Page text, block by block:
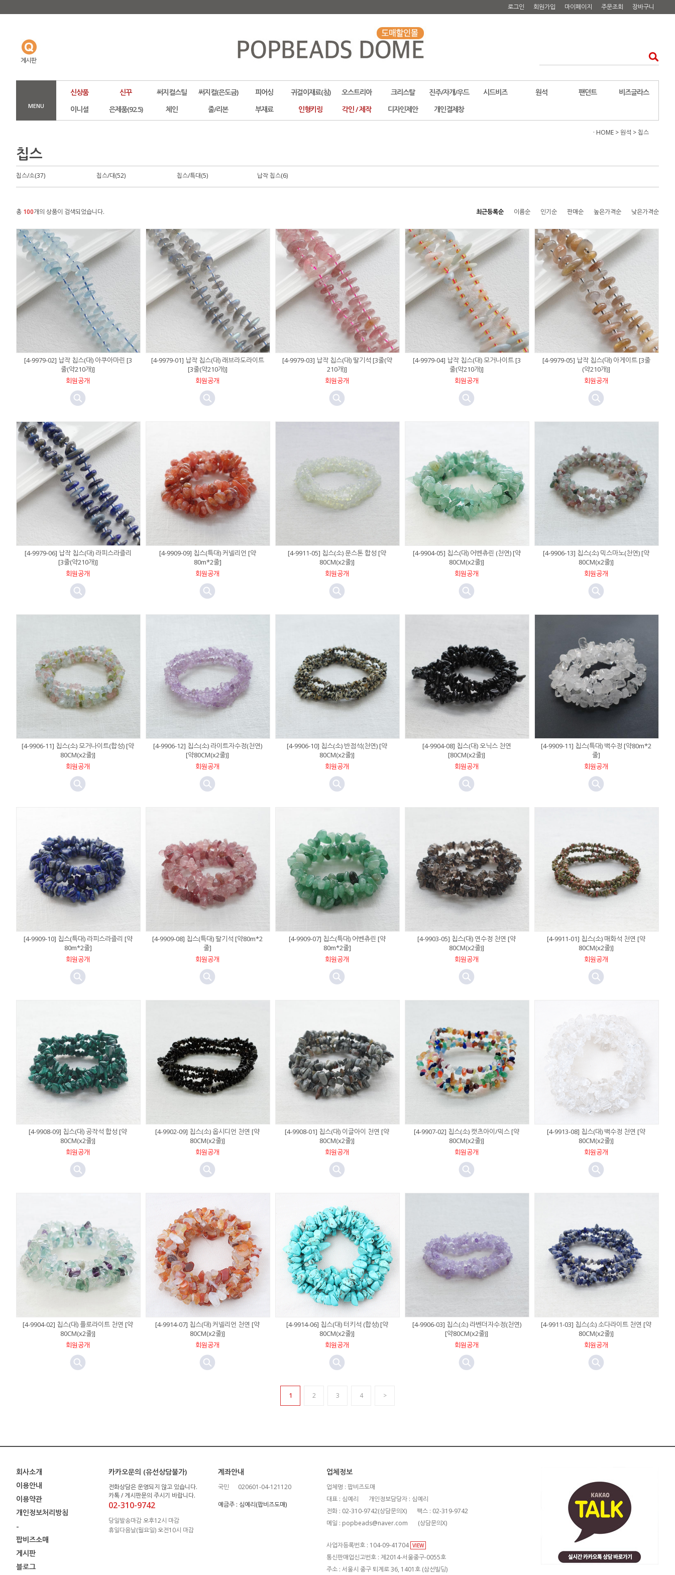
로그인 회원가입 마이페이지 주문조회 장바구니
MENU
신상품 신꾸 써지컬스틸 써지컬(은도금) 피어싱 귀걸이재료(침) 오스트리아 크리스탈 진주/자개/우드 시드비즈 원석 팬던트
비즈글라스
이니셜
은제품(92.5) 체인 줄/리본 부재료 인형키링 각인 / 제작 디자인제안 개인결제창
· HOME > 원석 >칩스
칩스
칩스/소(37) 칩스/대(52) 칩스/특대(5) 납작 칩스(6)
총 100개의 상품이 검색되었습니다. 최근등록순 이름순 인기순 판매순 높은가격순 낮은가격순
[4-9979-02] 납작 칩스(대) 아쿠아마린 [3
줄(약210개)]
회원공개
[4-9979-01] 납작 칩스(대) 래브라도라이트
[3줄(약210개)]
회원공개
[4-9979-03] 납작 칩스(대) 딸기석 [3줄(약
210개)]
회원공개
[4-9979-04] 납작 칩스(대) 모거나이트 [3
줄(약210개)]
회원공개
[4-9979-05] 납작 칩스(대) 아게이트 [3줄
(약210개)]
회원공개
[4-9979-06] 납작 칩스(대) 라피스라즐리
[3줄(약210개)]
회원공개
[4-9909-09] 칩스(특대) 커넬리언 [약
80m*2줄]
회원공개
[4-9911-05] 칩스(소) 문스톤 합성 [약
80CM(x2줄)]
회원공개
[4-9904-05] 칩스(대) 어벤츄린 (천연) [약
80CM(x2줄)]
회원공개
[4-9906-13] 칩스(소) 믹스마노(천연) [약
80CM(x2줄)]
회원공개
[4-9906-11] 칩스(소) 모거나이트(합성) [약
80CM(x2줄)]
회원공개
[4-9906-12] 칩스(소) 라이트자수정(천연)
[약80CM(x2줄)]
회원공개
[4-9906-10] 칩스(소) 반점석(천연) [약
80CM(x2줄)]
회원공개
[4-9904-08] 칩스(대) 오닉스 천연
[80CM(x2줄)]
회원공개
[4-9909-11] 칩스(특대) 백수정 [약80m*2
줄]
회원공개
[4-9909-10] 칩스(특대) 라피스라즐리 [약
80m*2줄]
회원공개
[4-9909-08] 칩스(특대) 딸기석 [약80m*2
줄]
회원공개
[4-9909-07] 칩스(특대) 어벤츄린 [약
80m*2줄]
회원공개
[4-9903-05] 칩스(대) 연수정 천연 [약
80CM(x2줄)]
회원공개
[4-9911-01] 칩스(소) 매화석 천연 [약
80CM(x2줄)]
회원공개
[4-9908-09] 칩스(대) 공작석 합성 [약
80CM(x2줄)]
회원공개
[4-9902-09] 칩스(소) 옵시디언 천연 [약
80CM(x2줄)]
회원공개
[4-9908-01] 칩스(대) 이글아이 천연 [약
80CM(x2줄)]
회원공개
[4-9907-02] 칩스(소) 캣츠아이/믹스 [약
80CM(x2줄)]
회원공개
[4-9913-08] 칩스(대) 백수정 천연 [약
80CM(x2줄)]
회원공개
[4-9904-02] 칩스(대) 플로라이트 천연 [약
80CM(x2줄)]
회원공개
[4-9914-07] 칩스(대) 커넬리언 천연 [약
80CM(x2줄)]
회원공개
[4-9914-06] 칩스(대) 터키석 (합성) [약
80CM(x2줄)]
회원공개
[4-9906-03] 칩스(소) 라벤더자수정(천연)
[약80CM(x2줄)]
회원공개
[4-9911-03] 칩스(소) 소다라이트 천연 [약
80CM(x2줄)]
회원공개
1 2 3 4 >
회사소개
이용안내
이용약관
개인정보처리방침
-
팝비즈소매
게시판
블로그
카카오문의 (유선상담불가)
전화상담은 운영되지 않고 있습니다.
카톡 / 게시판문의 주시기 바랍니다.
02-310-9742
당일발송마감 오후12시 마감
휴일다음날(월요일) 오전10시 마감
계좌안내
국민 020601-04-121120
예금주 : 심예리(팝비즈도매)
업체정보
업체명 : 팝비즈도매
대표 : 심예리
개인정보담당자 : 심예리
전화 : 02-310-9742(상담문의X)
팩스 : 02-319-9742
메일 : popbeads@naver.com
(상담문의X)
사업자등록번호 : 104-09-41704 VIEW
통신판매업신고번호 : 제2014-서울중구-0055호
주소 : 서울시 중구 퇴계로 36, 1401호 (삼선빌딩)